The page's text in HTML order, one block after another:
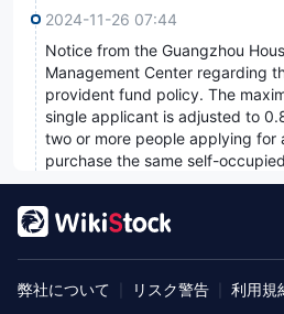
executive vice president of
as nvidia's development in china.
welcomes nvidia to continue
china. As one of the most
companies globally today, how
business in china in the future is
market.
international trade
minister, met with Jay Puri,
president of nvidia, to
nvidia's development in
welcomes nvidia to
presence in china. As one
technology companies
highly anticipated by the
2024-11-26 07:44
Notice from the Guangzhou
Management Center regarding
provident fund policy. The
single applicant is adjusted to
two or more people applying for
purchase the same self-
loan amount is adjusted to 1.6
applications for housing
and second self-occupied
housing provident fund loans is
Notice from the Guangzhou
Fund Management Center
adjustment of housing
maximum loan amount for
adjusted to 0.8 million
people applying for a loan
loan amount is adjusted to
purchases, the minimum
クリック全文
2024-11-26 07:43
driving service Radish Express
automatic driving service
弊社について リスク警告 利用規